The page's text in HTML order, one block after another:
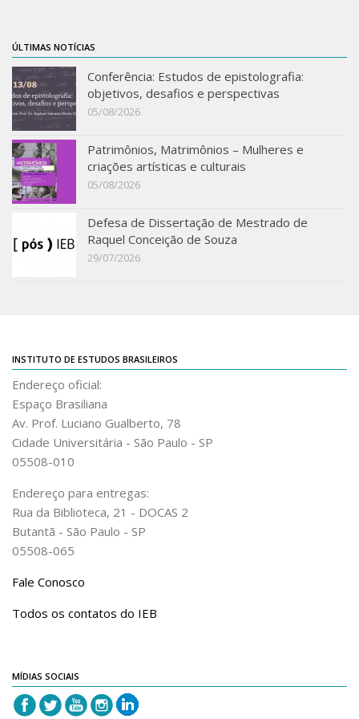
Graduação
Pós-Graduação
Acervo
Publicações
Almanack Braziliense
Cadernos do IEB
Catálogos
Estudos Brasileiros
Guia do IEB
Revista do IEB
English
Collection
History
IEB Library
IEB Visual Arts Collection
Journal [RIEB]
CRINT
Graduate Program
ÚLTIMAS NOTÍCIAS
Conferência: Estudos de epistolografia:
objetivos, desafios e perspectivas
05/08/2026
Patrimônios, Matrimônios – Mulheres e
criações artísticas e culturais
05/08/2026
Defesa de Dissertação de Mestrado de
Raquel Conceição de Souza
29/07/2026
INSTITUTO DE ESTUDOS BRASILEIROS
Endereço oficial:
Espaço Brasiliana
Av. Prof. Luciano Gualberto, 78
Cidade Universitária - São Paulo - SP
05508-010
Endereço para entregas:
Rua da Biblioteca, 21 - DOCAS 2
Butantã - São Paulo - SP
05508-065
Fale Conosco
Todos os contatos do IEB
MÍDIAS SOCIAIS